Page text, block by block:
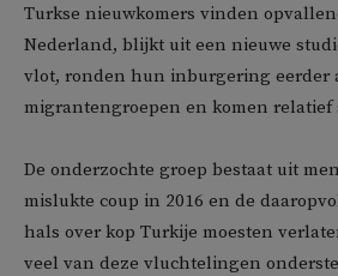
Turkse nieuwkomers vinden
Nederland, blijkt uit een nieuwe
vlot, ronden hun inburgering eerder
migrantengroepen en komen relatief
De onderzochte groep bestaat uit
mislukte coup in 2016 en de
hals over kop Turkije moesten
veel van deze vluchtelingen